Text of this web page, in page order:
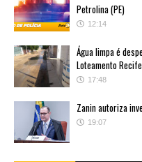
Petrolina (PE)
12:14
Água limpa é
Loteamento
17:48
Zanin autoriza
19:07